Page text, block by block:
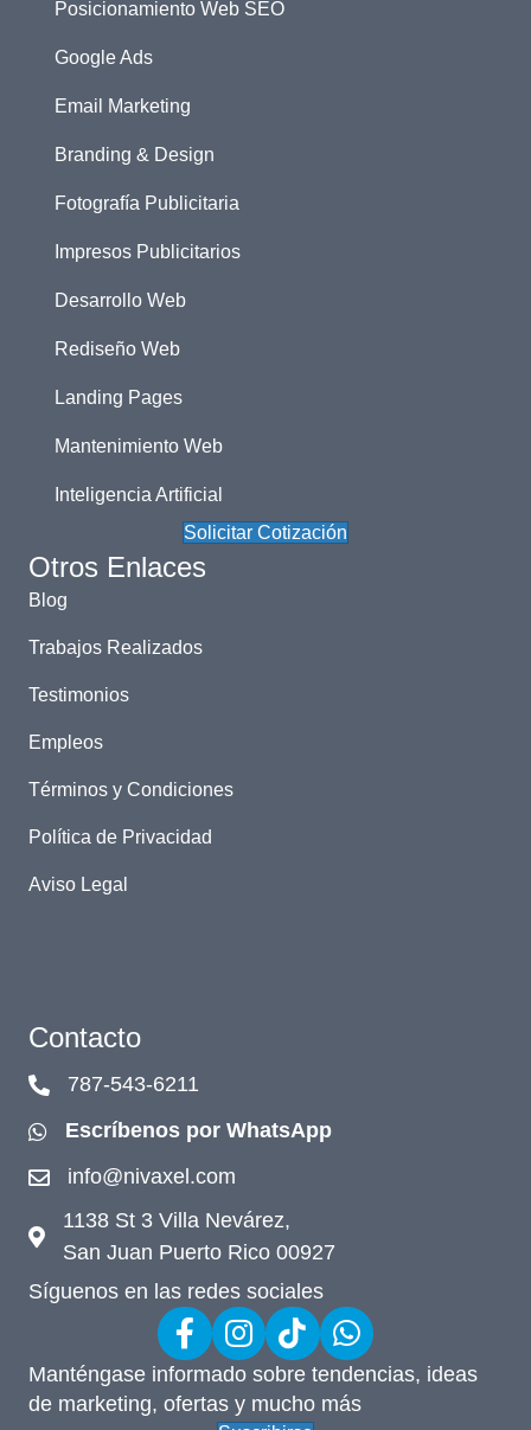
Posicionamiento Web SEO
Google Ads
Email Marketing
Branding & Design
Fotografía Publicitaria
Impresos Publicitarios
Desarrollo Web
Rediseño Web
Landing Pages
Mantenimiento Web
Inteligencia Artificial
Solicitar Cotización
Otros Enlaces
Blog
Trabajos Realizados
Testimonios
Empleos
Términos y Condiciones
Política de Privacidad
Aviso Legal
Contacto
787-543-6211
Escríbenos por WhatsApp
info@nivaxel.com
1138 St 3 Villa Nevárez,
San Juan Puerto Rico 00927
Síguenos en las redes sociales
Manténgase informado sobre tendencias, ideas
de marketing, ofertas y mucho más